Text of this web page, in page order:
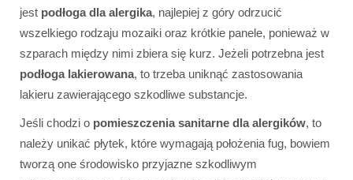
jest podłoga dla alergika, najlepiej z góry odrzucić
wszelkiego rodzaju mozaiki oraz krótkie panele, ponieważ w
szparach między nimi zbiera się kurz. Jeżeli potrzebna jest
podłoga lakierowana, to trzeba uniknąć zastosowania
lakieru zawierającego szkodliwe substancje.
Jeśli chodzi o pomieszczenia sanitarne dla alergików, to
należy unikać płytek, które wymagają położenia fug, bowiem
tworzą one środowisko przyjazne szkodliwym